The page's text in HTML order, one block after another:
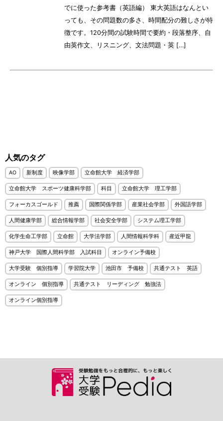
でに使った参考書（英語編） 東大英語はなんとい
っても、その問題数の多さ、時間配分の難しさが特
徴です。120分間の試験時間で要約・段落整序、自
由英作文、リスニング、文法問題・英 […]
人気のタグ
AO 新制度 映像学部 立命館大学 経済学部
立命館大学 スポーツ健康科学部 科目 立命館大学 理工学部
フォーカスゴールド 推薦 国際関係学部 産業社会学部 外国語学部
人間健康学部 総合情報学部 社会安全学部 システム理工学部
化学生命工学部 立命館 大学法学部 人間情報科学科 産近甲龍
神戸大学 国際人間科学部 入試科目 オンライン予備校
大学受験 個別指導 学習院大学 池田市 予備校 共通テスト 英語
オンライン 個別指導 共通テスト リーディング 勉強法
オンライン個別指導